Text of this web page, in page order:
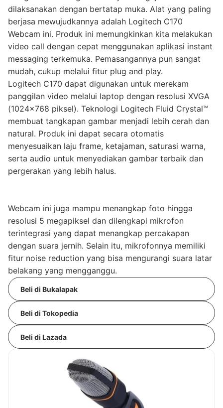
dilaksanakan dengan bertatap muka. Alat yang paling
berjasa mewujudkannya adalah Logitech C170
Webcam ini. Produk ini memungkinkan kita melakukan
video call dengan cepat menggunakan aplikasi instant
messaging terkemuka. Pemasangannya pun sangat
mudah, cukup melalui fitur plug and play.
Logitech C170 dapat digunakan untuk merekam
panggilan video melalui laptop dengan resolusi XVGA
(1024x768 piksel). Teknologi Logitech Fluid Crystal™
membuat tangkapan gambar menjadi lebih cerah dan
natural. Produk ini dapat secara otomatis
menyesuaikan laju frame, ketajaman, saturasi warna,
serta audio untuk menyediakan gambar terbaik dan
pergerakan yang lebih halus.
Webcam ini juga mampu menangkap foto hingga
resolusi 5 megapiksel dan dilengkapi mikrofon
terintegrasi yang dapat menangkap percakapan
dengan suara jernih. Selain itu, mikrofonnya memiliki
fitur noise reduction yang bisa mengurangi suara latar
belakang yang mengganggu.
Beli di Bukalapak
Beli di Tokopedia
Beli di Lazada